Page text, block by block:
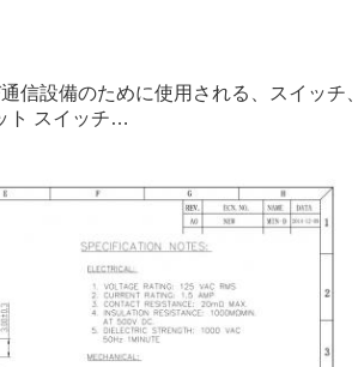
信設備のために使用される、スイッ
ト スイッチ…